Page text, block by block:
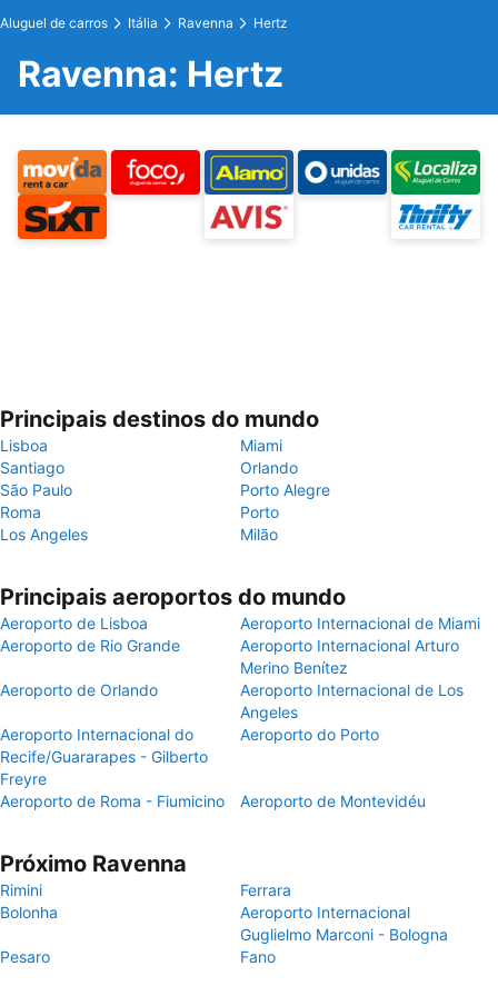
Aluguel de carros Itália Ravenna Hertz
Ravenna: Hertz
Principais destinos do mundo
Lisboa
Miami
Santiago
Orlando
São Paulo
Porto Alegre
Roma
Porto
Los Angeles
Milão
Principais aeroportos do mundo
Aeroporto de Lisboa
Aeroporto Internacional de Miami
Aeroporto de Rio Grande
Aeroporto Internacional Arturo
Merino Benítez
Aeroporto de Orlando
Aeroporto Internacional de Los
Angeles
Aeroporto Internacional do
Recife/Guararapes - Gilberto
Freyre
Aeroporto do Porto
Aeroporto de Roma - Fiumicino Aeroporto de Montevidéu
Próximo Ravenna
Rimini
Ferrara
Bolonha
Aeroporto Internacional
Guglielmo Marconi - Bologna
Pesaro
Fano